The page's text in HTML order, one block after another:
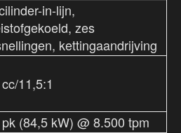
in-lijn,
zes
kettingaandrijving
11,5:1
(84,5 kW) @ 8.500 tpm